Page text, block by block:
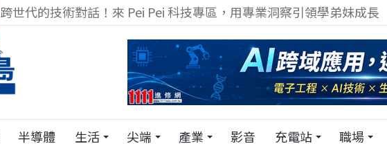
科技人的經驗傳承地！在 Pei Pei 科技專區，與學弟妹交流最硬核的技術
半導體 生活 尖端 產業 影音 充電站 職場